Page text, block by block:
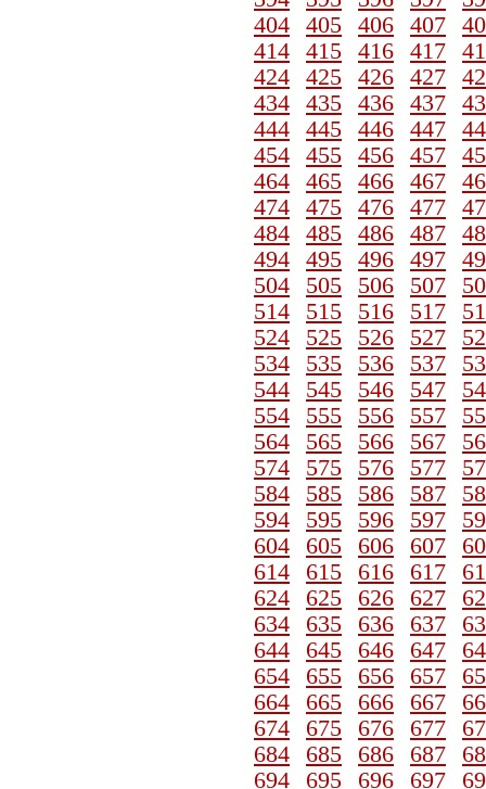
404
405 406 407
414
415 416 417
424
425 426 427
434
435 436 437
444
445 446 447
454
455 456 457
464
465 466 467
474
475 476 477
484
485 486 487
494
495 496 497
504
505 506 507
514
515 516 517
524
525 526 527
534
535 536 537
544
545 546 547
554
555 556 557
564
565 566 567
574
575 576 577
584
585 586 587
594
595 596 597
604
605 606 607
614
615 616 617
624
625 626 627
634
635 636 637
644
645 646 647
654
655 656 657
664
665 666 667
674
675 676 677
684
685 686 687
694
695 696 697